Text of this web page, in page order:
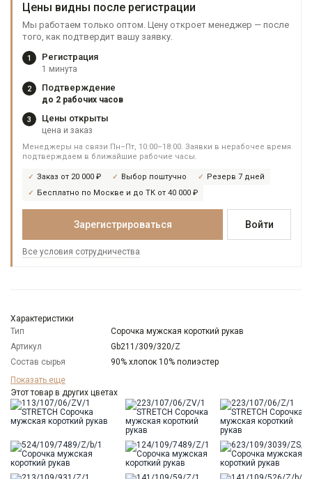
Цены видны после регистрации
Мы работаем только оптом. Цену откроет менеджер — после
того, как подтвердит вашу заявку.
1 Регистрация
1 минута
2 Подтверждение
до 2 рабочих часов
3 Цены открыты
цена и заказ
Менеджеры на связи Пн–Пт, 10:00–18:00. Заявки в нерабочее время
подтверждаем в ближайшие рабочие часы.
Заказ от 20 000 ₽ Выбор поштучно
Резерв 7 дней
Бесплатно по Москве и до ТК от 40 000 ₽
Зарегистрироваться Войти
Все условия сотрудничества
Характеристики
Тип
Сорочка мужская короткий рукав
Артикул
Gb211/309/320/Z
Состав сырья
90% хлопок 10% полиэстер
Бренд
Особенности
ткани
Жатый эффект
Модель
Зауженная
Голубой
Ворот
Французский
Карман
стандартный, слева, накладной
Показать еще
Этот товар в других цветах